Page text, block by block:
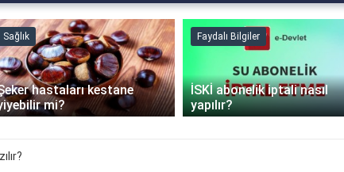
Sağlık
hastaları kestane
mi?
Faydalı Bilgiler
İSKİ abonelik iptali nasıl
yapılır?